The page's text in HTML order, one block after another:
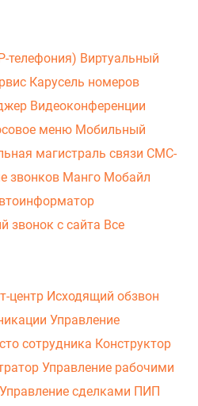
телефония) Виртуальный
Карусель номеров
Видеоконференции
меню Мобильный
магистраль связи СМС-
звонков Манго Мобайл
звонок с сайта Все
центр Исходящий обзвон
Управление
сотрудника Конструктор
Управление рабочими
Управление сделками ПИП